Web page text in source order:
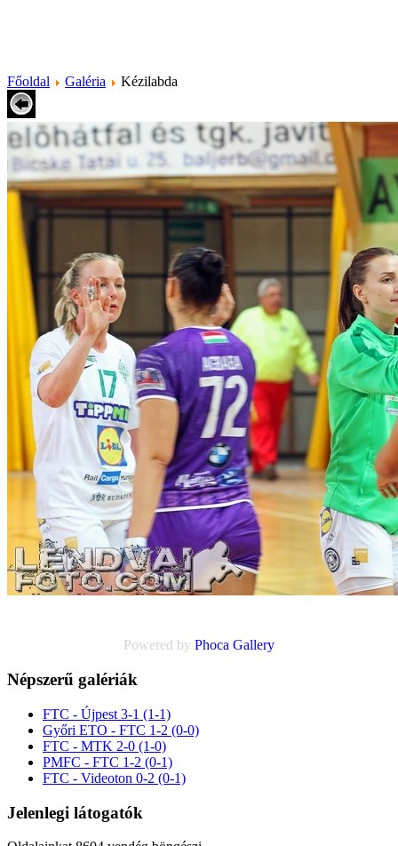
Főoldal Galéria Kézilabda
Powered by Phoca Gallery
Népszerű galériák
FTC - Újpest 3-1 (1-1)
Győri ETO - FTC 1-2 (0-0)
FTC - MTK 2-0 (1-0)
PMFC - FTC 1-2 (0-1)
FTC - Videoton 0-2 (0-1)
Jelenlegi látogatók